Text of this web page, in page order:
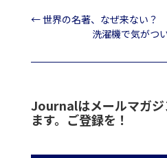
←世界の名著、なぜ来ない？
洗濯機で気がつ
Journalはメールマガジ
ます。ご登録を！